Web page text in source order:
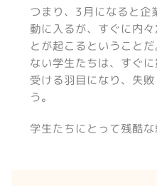
つまり、3月になると企
動に入るが、すぐに内
とが起こるということ
ない学生たちは、すぐ
受ける羽目になり、失
う。
学生たちにとって残酷な